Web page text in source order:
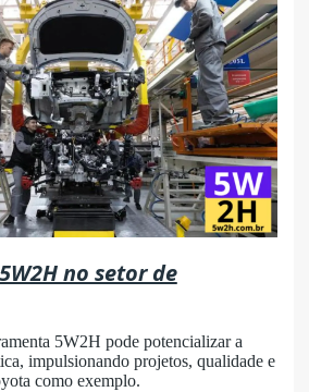
no setor de
5W2H pode potencializar a
impulsionando projetos, qualidade e
como exemplo.